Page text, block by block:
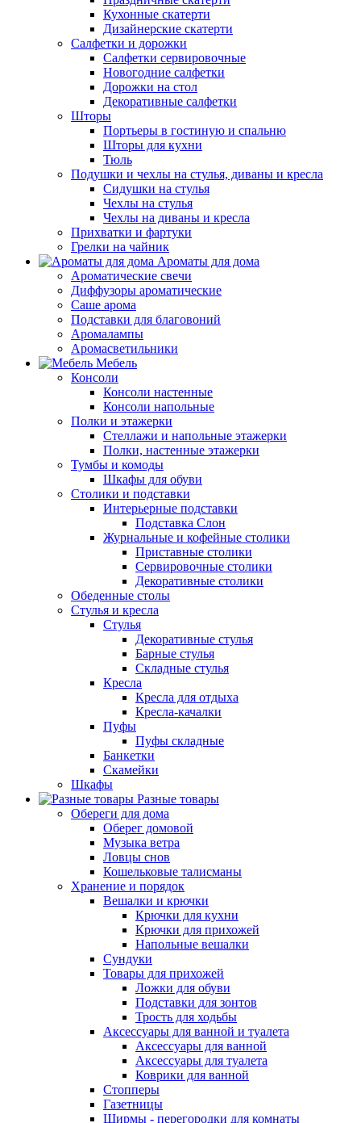
Кухонные скатерти
Дизайнерские скатерти
Салфетки и дорожки
Салфетки сервировочные
Новогодние салфетки
Дорожки на стол
Декоративные салфетки
Шторы
Портьеры в гостиную и спальню
Шторы для кухни
Тюль
Подушки и чехлы на стулья, диваны и кресла
Сидушки на стулья
Чехлы на стулья
Чехлы на диваны и кресла
Прихватки и фартуки
Грелки на чайник
Ароматы для дома
Ароматические свечи
Диффузоры ароматические
Саше арома
Подставки для благовоний
Аромалампы
Аромасветильники
Мебель
Консоли
Консоли настенные
Консоли напольные
Полки и этажерки
Стеллажи и напольные этажерки
Полки, настенные этажерки
Тумбы и комоды
Шкафы для обуви
Столики и подставки
Интерьерные подставки
Подставка Слон
Журнальные и кофейные столики
Приставные столики
Сервировочные столики
Декоративные столики
Обеденные столы
Стулья и кресла
Стулья
Декоративные стулья
Барные стулья
Складные стулья
Кресла
Кресла для отдыха
Кресла-качалки
Пуфы
Пуфы складные
Банкетки
Скамейки
Шкафы
Разные товары
Обереги для дома
Оберег домовой
Музыка ветра
Ловцы снов
Кошельковые талисманы
Хранение и порядок
Вешалки и крючки
Крючки для кухни
Крючки для прихожей
Напольные вешалки
Сундуки
Товары для прихожей
Ложки для обуви
Подставки для зонтов
Трость для ходьбы
Аксессуары для ванной и туалета
Аксессуары для ванной
Аксессуары для туалета
Коврики для ванной
Стопперы
Газетницы
Ширмы - перегородки для комнаты